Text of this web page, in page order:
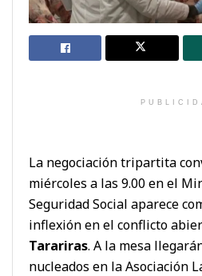
La negociación tripartita
miércoles a las 9.00 en el
Seguridad Social aparece
inflexión en el conflicto
Tarariras. A la mesa
nucleados en la Asociación